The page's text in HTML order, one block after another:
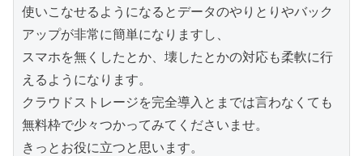
使いこなせるようになるとデータのやりとりやバック
アップが非常に簡単になりますし、
スマホを無くしたとか、壊したとかの対応も柔軟に行
えるようになります。
クラウドストレージを完全導入とまでは言わなくても
無料枠で少々つかってみてくださいませ。
きっとお役に立つと思います。